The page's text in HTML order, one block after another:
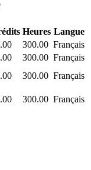
Heures Langue
300.00 Français
300.00 Français
300.00 Français
300.00 Français